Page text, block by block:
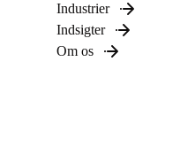
Industrier
Indsigter
Om os